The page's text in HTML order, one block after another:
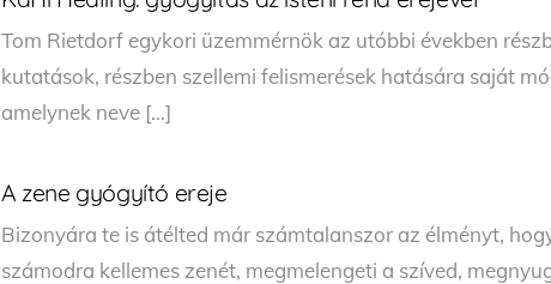
Tom Rietdorf egykori üzemmérnök az utóbbi években
kutatások, részben szellemi felismerések hatására saját
amelynek neve […]
A zene gyógyító ereje
Bizonyára te is átélted már számtalanszor az élményt,
számodra kellemes zenét, megmelengeti a szíved,